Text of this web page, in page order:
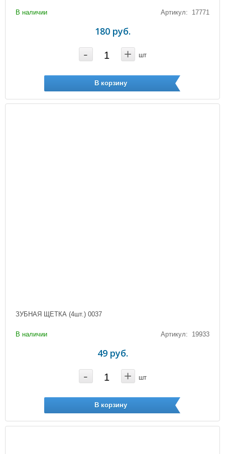
В наличии Артикул: 17771
180 руб.
- + шт
В корзину
ЗУБНАЯ ЩЕТКА (4шт.) 0037
В наличии Артикул: 19933
49 руб.
- + шт
В корзину